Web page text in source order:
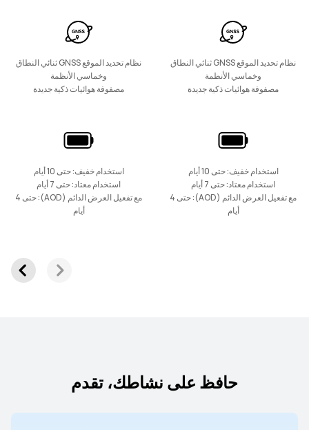
نظام تحديد الموقع GNSS ثنائي النطاق
وخماسي الأنظمة
مصفوفة هوائيات ذكية جديدة
استخدام خفيف: حتى 10 أيام
استخدام معتاد: حتى 7 أيام
مع تفعيل العرض الدائم (AOD): حتى 4
أيام
نظام تحديد الموقع GNSS ثنائي النطاق
وخماسي الأنظمة
مصفوفة هوائيات ذكية جديدة
استخدام خفيف: حتى 10 أيام
استخدام معتاد: حتى 7 أيام
مع تفعيل العرض الدائم (AOD): حتى 4
أيام
حافظ على نشاطك، تقدم